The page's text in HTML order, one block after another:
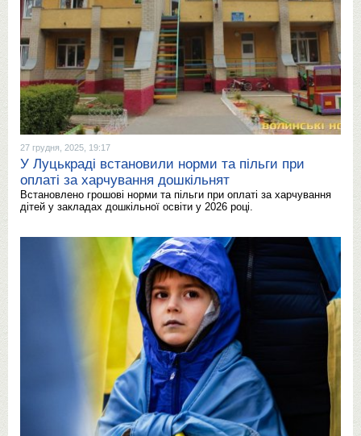
27 грудня, 2025, 19:17
У Луцькраді встановили норми та пільги при
оплаті за харчування дошкільнят
Встановлено грошові норми та пільги при оплаті за харчування
дітей у закладах дошкільної освіти у 2026 році.